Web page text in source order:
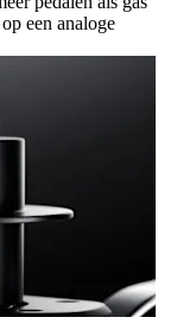
een analoge